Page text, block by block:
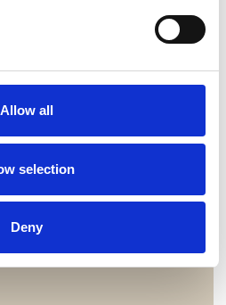
Allow all
selection
Deny